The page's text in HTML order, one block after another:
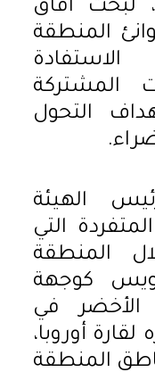
لبحث آفاق
المنطقة
الاستفادة
المشتركة
التحول
الهيئة
التي
المنطقة
كوجهة
الأخضر في
أوروبا،
المنطقة